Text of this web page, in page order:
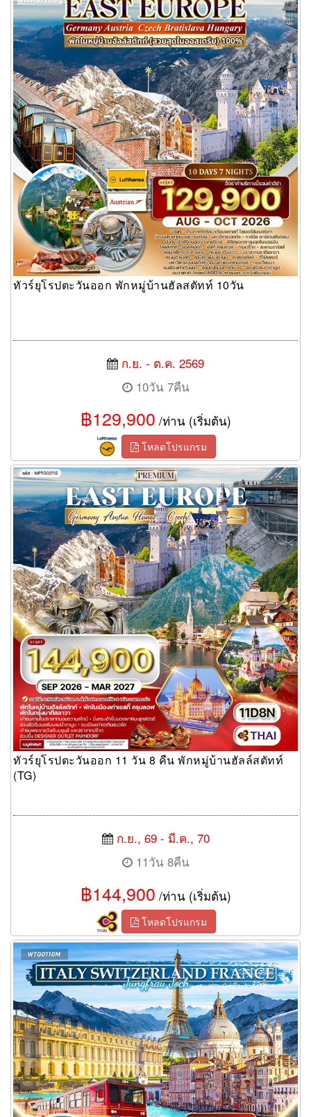
ทัวร์ยุโรปตะวันออก พักหมู่บ้านฮัลสตัทท์ 10วัน
ก.ย. - ต.ค. 2569
10วัน 7คืน
฿129,900 /ท่าน (เริ่มต้น)
โหลดโปรแกรม
ทัวร์ยุโรปตะวันออก 11 วัน 8 คืน พักหมู่บ้านฮัลล์สตัทท์ (TG)
ทัวร์ยุโรปตะวันออก 11 วัน 8 คืน พักหมู่บ้านฮัลล์สตัทท์
(TG)
ก.ย., 69 - มี.ค., 70
11วัน 8คืน
฿144,900 /ท่าน (เริ่มต้น)
โหลดโปรแกรม
ทัวร์อิตาลี สวิตเซอร์แลนด์ ฝรั่งเศส 10 วัน 7 คืน (TG)